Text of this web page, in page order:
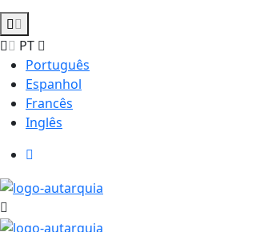
PT
Português
Espanhol
Francês
Inglês